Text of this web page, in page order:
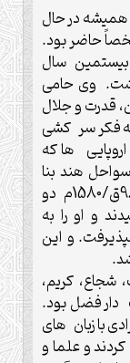
همیشه در حال
حاضر بود.
سال
وی حامی
قدرت و جلال
به فکر سر کشی
ها که
هند بنا
کردند، ولی دوام نیافتند. در سال 987ق/1580م دو
و او را به
و این
کریم،
دار فضل بود.
با زبان های
و علما و